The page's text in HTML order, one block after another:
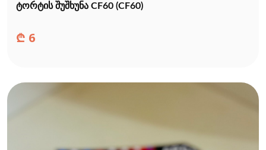
ტორტის შუშხუნა CF60 (CF60)
₾ 6